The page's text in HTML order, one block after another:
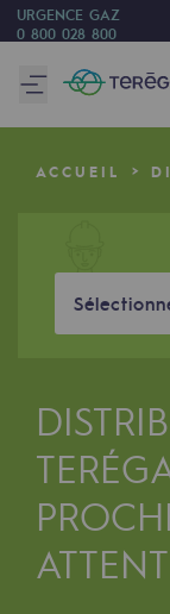
URGENCE GAZ
0 800 028 800
Nous
Teréga
Une
Une
ACCUEIL